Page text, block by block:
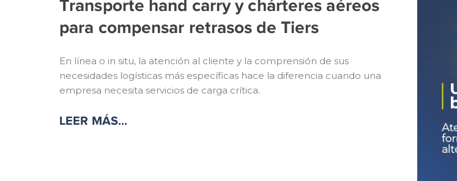
Transporte hand carry y chárteres aéreos
para compensar retrasos de Tiers
En línea o in situ, la atención al cliente y la comprensión de sus
necesidades logísticas más específicas hace la diferencia cuando una
empresa necesita servicios de carga crítica.
LEER MÁS...